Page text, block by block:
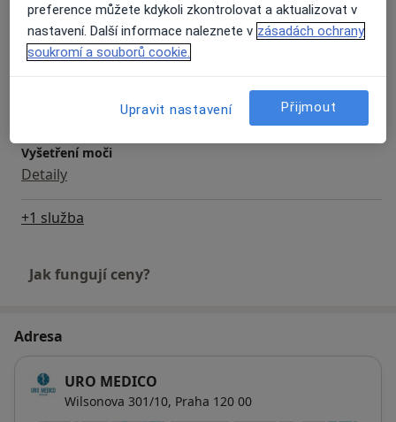
Krevní test
Detaily
Detaily
Vyšetření moči
Detaily
+1 služba
Jak fungují ceny?
Adresa
URO MEDICO
Wilsonova 301/10, Praha 120 00
preference můžete kdykoli zkontrolovat a aktualizovat v
nastavení. Další informace naleznete v zásadách ochrany
soukromí a souborů cookie.
Upravit nastavení Přijmout